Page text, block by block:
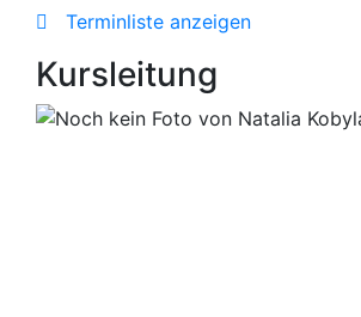
Terminliste anzeigen
Kursleitung